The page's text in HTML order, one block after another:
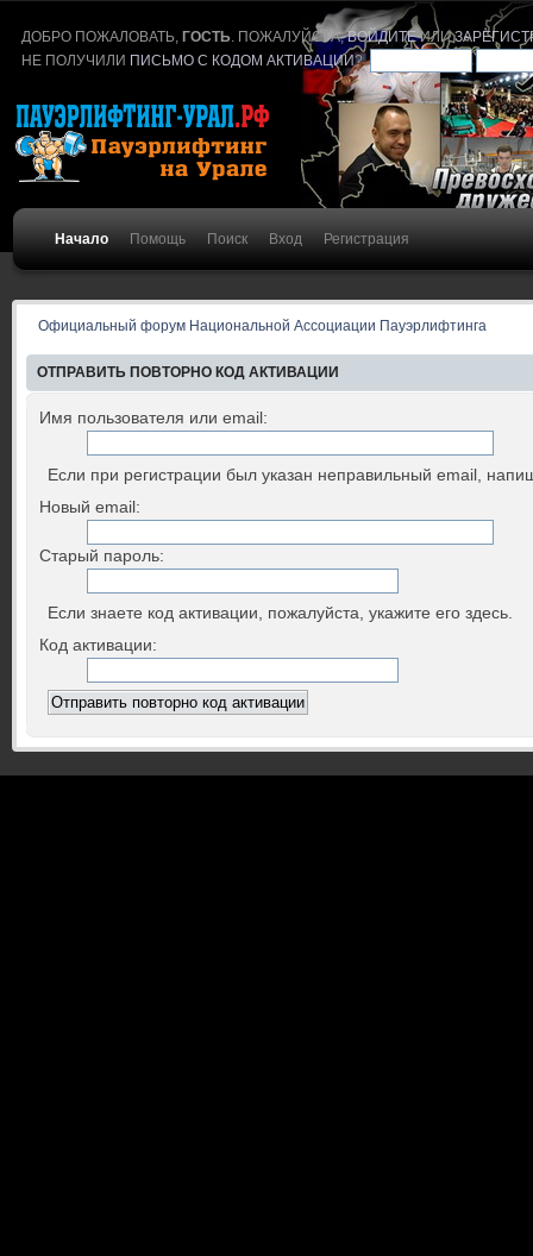
ДОБРО ПОЖАЛОВАТЬ,ГОСТЬ . ПОЖАЛУЙСТА,ВОЙДИТЕИЛИ
НЕ ПОЛУЧИЛИ ПИСЬМО С КОДОМ АКТИВАЦИИ?
Начало Помощь Поиск Вход Регистрация
Официальный форум Национальной Ассоциации Пауэрлифтинга
ОТПРАВИТЬ ПОВТОРНО КОД АКТИВАЦИИ
Имя пользователя или email:
Если при регистрации был указан неправильный email,
Новый email:
Старый пароль:
Если знаете код активации, пожалуйста, укажите его здесь.
Код активации: